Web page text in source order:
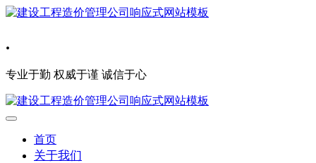
.
专业于勤 权威于谨 诚信于心
首页
关于我们